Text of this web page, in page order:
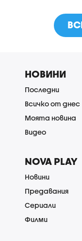
НОВИНИ
Последни
Всичко от днес
Моята новина
Видео
NOVA PLAY
Новини
Предавания
Сериали
Филми